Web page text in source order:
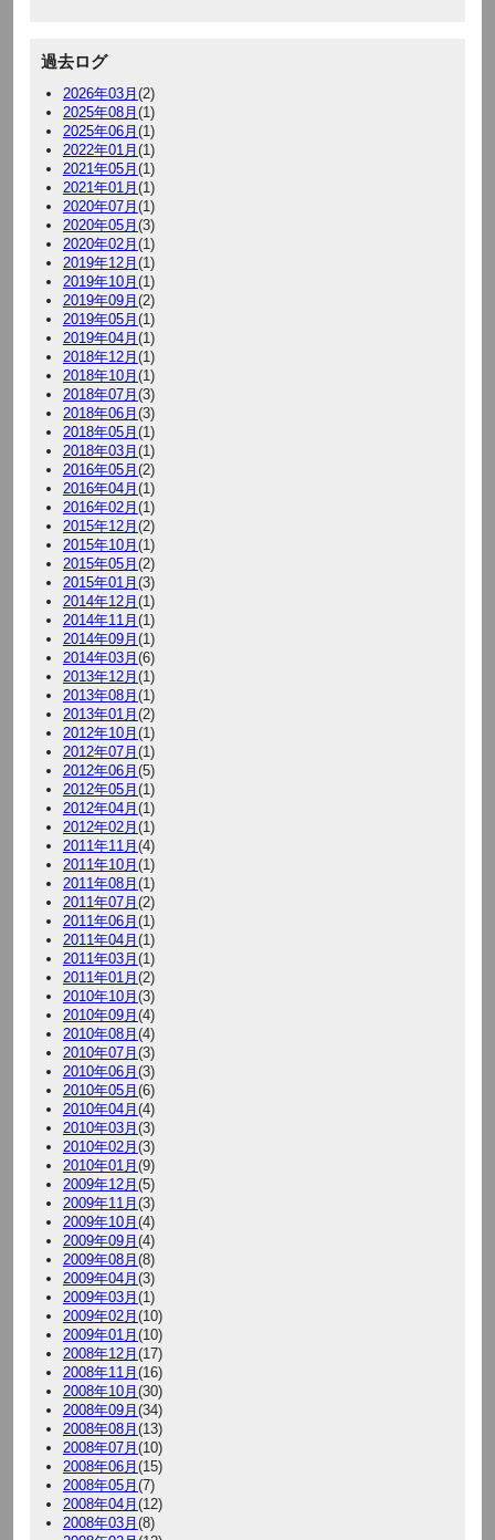
過去ログ
2026年03月(2)
2025年08月(1)
2025年06月(1)
2022年01月(1)
2021年05月(1)
2021年01月(1)
2020年07月(1)
2020年05月(3)
2020年02月(1)
2019年12月(1)
2019年10月(1)
2019年09月(2)
2019年05月(1)
2019年04月(1)
2018年12月(1)
2018年10月(1)
2018年07月(3)
2018年06月(3)
2018年05月(1)
2018年03月(1)
2016年05月(2)
2016年04月(1)
2016年02月(1)
2015年12月(2)
2015年10月(1)
2015年05月(2)
2015年01月(3)
2014年12月(1)
2014年11月(1)
2014年09月(1)
2014年03月(6)
2013年12月(1)
2013年08月(1)
2013年01月(2)
2012年10月(1)
2012年07月(1)
2012年06月(5)
2012年05月(1)
2012年04月(1)
2012年02月(1)
2011年11月(4)
2011年10月(1)
2011年08月(1)
2011年07月(2)
2011年06月(1)
2011年04月(1)
2011年03月(1)
2011年01月(2)
2010年10月(3)
2010年09月(4)
2010年08月(4)
2010年07月(3)
2010年06月(3)
2010年05月(6)
2010年04月(4)
2010年03月(3)
2010年02月(3)
2010年01月(9)
2009年12月(5)
2009年11月(3)
2009年10月(4)
2009年09月(4)
2009年08月(8)
2009年04月(3)
2009年03月(1)
2009年02月(10)
2009年01月(10)
2008年12月(17)
2008年11月(16)
2008年10月(30)
2008年09月(34)
2008年08月(13)
2008年07月(10)
2008年06月(15)
2008年05月(7)
2008年04月(12)
2008年03月(8)